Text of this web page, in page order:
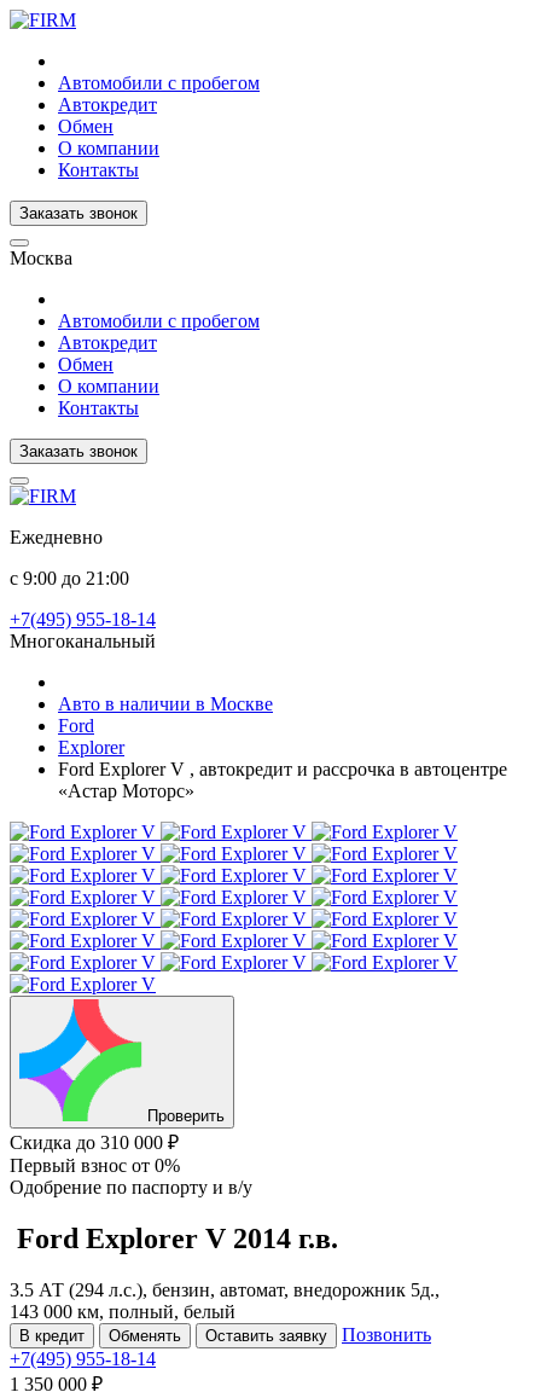
Автомобили с пробегом
Автокредит
Обмен
О компании
Контакты
Заказать звонок
Москва
Автомобили с пробегом
Автокредит
Обмен
О компании
Контакты
Заказать звонок
Ежедневно
с 9:00 до 21:00
+7(495) 955-18-14
Многоканальный
Авто в наличии в Москве
Ford
Explorer
Ford Explorer V , автокредит и рассрочка в автоцентре
«Астар Моторс»
Проверить
Скидка до 310 000 ₽
Первый взнос от 0%
Одобрение по паспорту и в/у
Ford Explorer V 2014 г.в.
3.5 АТ (294 л.с.), бензин, автомат, внедорожник 5д.,
143 000 км, полный, белый
В кредит Обменять Оставить заявку
Позвонить
+7(495) 955-18-14
1 350 000 ₽